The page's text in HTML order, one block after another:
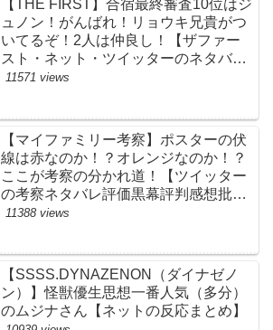
【THE FIRST】合宿最終審査10位はジ
ュノン！がんばれ！リョウキ兄貴がつ
いてるぞ！2人は仲良し！【ザファー
スト・ネット・ツイッターのネタバレ
考察まとめ感想評価評判・スッキリ・
11571 views
【マイファミリー考察】ポスターの伏
線は赤なのか！？オレンジなのか！？
ここが考察の分かれ道！【ツイッター
の考察ネタバレ評価黒幕評判感想批判
原作犯人キャスト脚本あらすじ伏線ま
11388 views
【SSSS.DYNAZENON（ダイナゼノ
ン）】怪獣優生思想一番人気（多分）
のムジナさん【ネットの反応まとめ】